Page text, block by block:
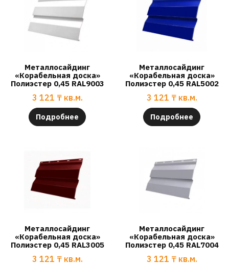
Металлосайдинг
«Корабельная доска»
Полиэстер 0,45 RAL9003
3 121 ₸ кв.м.
Подробнее
Металлосайдинг
«Корабельная доска»
Полиэстер 0,45 RAL5002
3 121 ₸ кв.м.
Подробнее
Металлосайдинг
«Корабельная доска»
Полиэстер 0,45 RAL3005
3 121 ₸ кв.м.
Металлосайдинг
«Корабельная доска»
Полиэстер 0,45 RAL7004
3 121 ₸ кв.м.